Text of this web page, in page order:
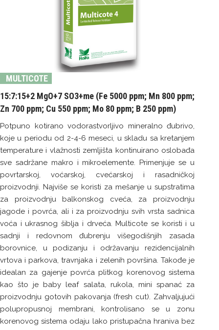
MULTICOTE
15:7:15+2 MgO+7 SO3+me (Fe 5000 ppm; Mn 800 ppm;
Zn 700 ppm; Cu 550 ppm; Mo 80 ppm; B 250 ppm)
Potpuno kotirano vodorastvorljivo mineralno đubrivo,
koje u periodu od 2-4-6 meseci, u skladu sa kretanjem
temperature i vlažnosti zemljišta kontinuirano oslobađa
sve sadržane makro i mikroelemente. Primenjuje se u
povrtarskoj, voćarskoj, cvećarskoj i rasadničkoj
proizvodnji. Najviše se koristi za mešanje u supstratima
za proizvodnju balkonskog cveća, za proizvodnju
jagode i povrća, ali i za proizvodnju svih vrsta sadnica
voća i ukrasnog šiblja i drveća. Multicote se koristi i u
sadnji i redovnom đubrenju višegodišnjih zasada
borovnice, u podizanju i održavanju rezidencijalnih
vrtova i parkova, travnjaka i zelenih površina. Takođe je
idealan za gajenje povrća plitkog korenovog sistema
kao što je baby leaf salata, rukola, mini spanać za
proizvodnju gotovih pakovanja (fresh cut). Zahvaljujući
polupropusnoj membrani, kontrolisano se u zonu
korenovog sistema odaju lako pristupačna hraniva bez